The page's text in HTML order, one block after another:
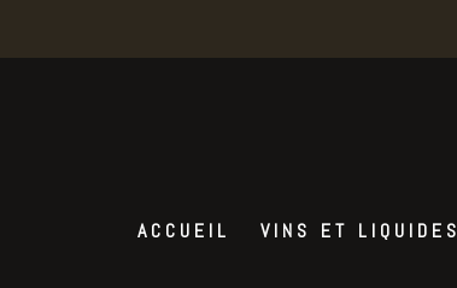
ACCUEIL VINS ET LIQUIDES